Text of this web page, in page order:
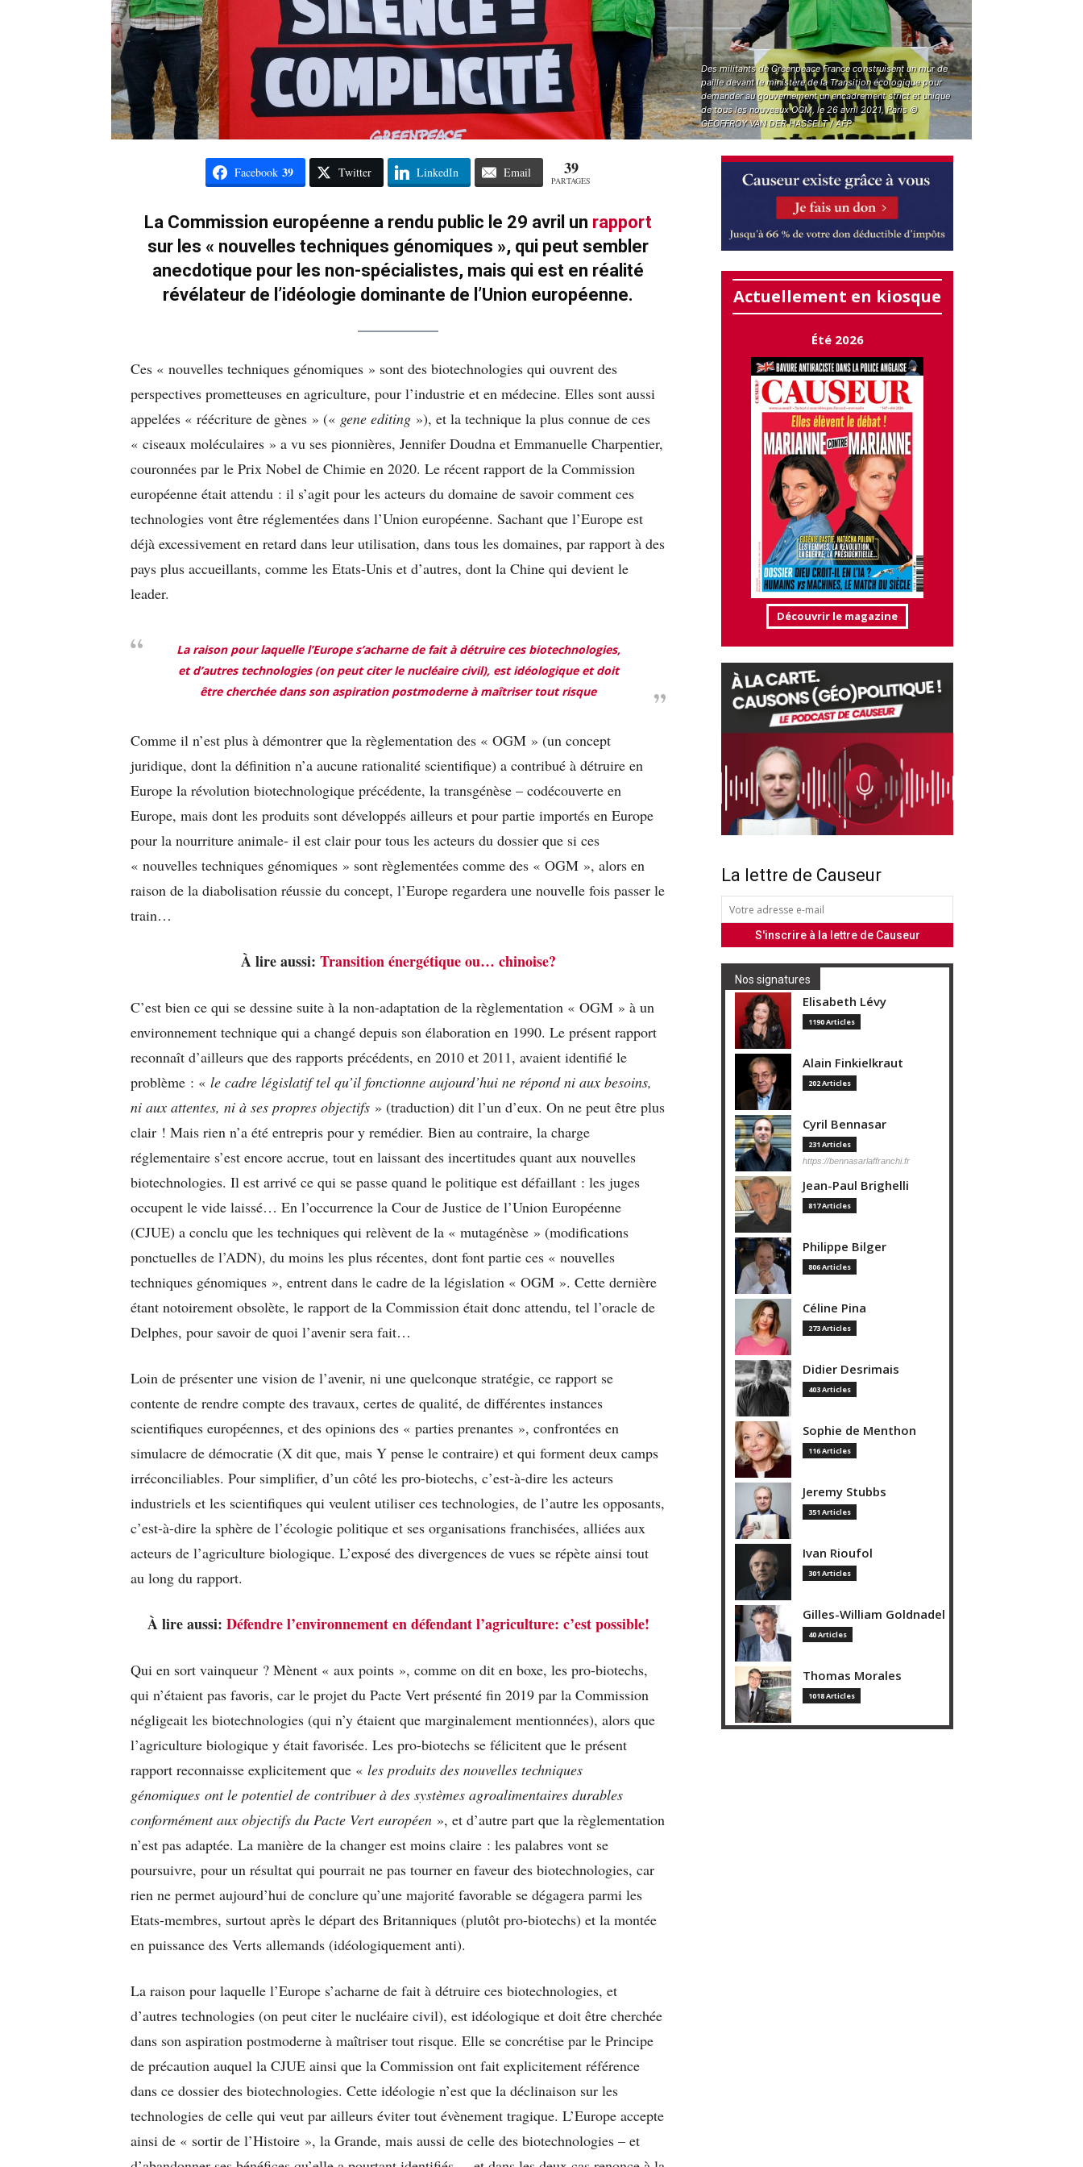
Des militants de Greenpeace France construisent un mur de
paille devant le ministère de la Transition écologique pour
demander au gouvernement un encadrement strict et unique
de tous les nouveaux OGM, le 26 avril 2021, Paris ©
GEOFFROY VAN DER HASSELT / AFP
Facebook 39 Twitter LinkedIn Email 39
PARTAGES
La Commission européenne a rendu public le 29 avril un rapport
sur les « nouvelles techniques génomiques », qui peut sembler
anecdotique pour les non-spécialistes, mais qui est en réalité
révélateur de l’idéologie dominante de l’Union européenne.
Ces « nouvelles techniques génomiques » sont des biotechnologies qui ouvrent des
perspectives prometteuses en agriculture, pour l’industrie et en médecine. Elles sont aussi
appelées « réécriture de gènes » (« gene editing »), et la technique la plus connue de ces
« ciseaux moléculaires » a vu ses pionnières, Jennifer Doudna et Emmanuelle Charpentier,
couronnées par le Prix Nobel de Chimie en 2020. Le récent rapport de la Commission
européenne était attendu : il s’agit pour les acteurs du domaine de savoir comment ces
technologies vont être réglementées dans l’Union européenne. Sachant que l’Europe est
déjà excessivement en retard dans leur utilisation, dans tous les domaines, par rapport à des
pays plus accueillants, comme les Etats-Unis et d’autres, dont la Chine qui devient le
leader.
La raison pour laquelle l’Europe s’acharne de fait à détruire ces biotechnologies,
et d’autres technologies (on peut citer le nucléaire civil), est idéologique et doit
être cherchée dans son aspiration postmoderne à maîtriser tout risque
Comme il n’est plus à démontrer que la règlementation des « OGM » (un concept
juridique, dont la définition n’a aucune rationalité scientifique) a contribué à détruire en
Europe la révolution biotechnologique précédente, la transgénèse – codécouverte en
Europe, mais dont les produits sont développés ailleurs et pour partie importés en Europe
pour la nourriture animale- il est clair pour tous les acteurs du dossier que si ces
« nouvelles techniques génomiques » sont règlementées comme des « OGM », alors en
raison de la diabolisation réussie du concept, l’Europe regardera une nouvelle fois passer le
train…
À lire aussi: Transition énergétique ou… chinoise?
C’est bien ce qui se dessine suite à la non-adaptation de la règlementation « OGM » à un
environnement technique qui a changé depuis son élaboration en 1990. Le présent rapport
reconnaît d’ailleurs que des rapports précédents, en 2010 et 2011, avaient identifié le
problème : « le cadre législatif tel qu’il fonctionne aujourd’hui ne répond ni aux besoins,
ni aux attentes, ni à ses propres objectifs » (traduction) dit l’un d’eux. On ne peut être plus
clair ! Mais rien n’a été entrepris pour y remédier. Bien au contraire, la charge
réglementaire s’est encore accrue, tout en laissant des incertitudes quant aux nouvelles
biotechnologies. Il est arrivé ce qui se passe quand le politique est défaillant : les juges
occupent le vide laissé… En l’occurrence la Cour de Justice de l’Union Européenne
(CJUE) a conclu que les techniques qui relèvent de la « mutagénèse » (modifications
ponctuelles de l’ADN), du moins les plus récentes, dont font partie ces « nouvelles
techniques génomiques », entrent dans le cadre de la législation « OGM ». Cette dernière
étant notoirement obsolète, le rapport de la Commission était donc attendu, tel l’oracle de
Delphes, pour savoir de quoi l’avenir sera fait…
Loin de présenter une vision de l’avenir, ni une quelconque stratégie, ce rapport se
contente de rendre compte des travaux, certes de qualité, de différentes instances
scientifiques européennes, et des opinions des « parties prenantes », confrontées en
simulacre de démocratie (X dit que, mais Y pense le contraire) et qui forment deux camps
irréconciliables. Pour simplifier, d’un côté les pro-biotechs, c’est-à-dire les acteurs
industriels et les scientifiques qui veulent utiliser ces technologies, de l’autre les opposants,
c’est-à-dire la sphère de l’écologie politique et ses organisations franchisées, alliées aux
acteurs de l’agriculture biologique. L’exposé des divergences de vues se répète ainsi tout
au long du rapport.
À lire aussi: Défendre l’environnement en défendant l’agriculture: c’est possible!
Qui en sort vainqueur ? Mènent « aux points », comme on dit en boxe, les pro-biotechs,
qui n’étaient pas favoris, car le projet du Pacte Vert présenté fin 2019 par la Commission
négligeait les biotechnologies (qui n’y étaient que marginalement mentionnées), alors que
l’agriculture biologique y était favorisée. Les pro-biotechs se félicitent que le présent
rapport reconnaisse explicitement que « les produits des nouvelles techniques
génomiques ont le potentiel de contribuer à des systèmes agroalimentaires durables
conformément aux objectifs du Pacte Vert européen », et d’autre part que la règlementation
n’est pas adaptée. La manière de la changer est moins claire : les palabres vont se
poursuivre, pour un résultat qui pourrait ne pas tourner en faveur des biotechnologies, car
rien ne permet aujourd’hui de conclure qu’une majorité favorable se dégagera parmi les
Etats-membres, surtout après le départ des Britanniques (plutôt pro-biotechs) et la montée
en puissance des Verts allemands (idéologiquement anti).
La raison pour laquelle l’Europe s’acharne de fait à détruire ces biotechnologies, et
d’autres technologies (on peut citer le nucléaire civil), est idéologique et doit être cherchée
dans son aspiration postmoderne à maîtriser tout risque. Elle se concrétise par le Principe
de précaution auquel la CJUE ainsi que la Commission ont fait explicitement référence
dans ce dossier des biotechnologies. Cette idéologie n’est que la déclinaison sur les
technologies de celle qui veut par ailleurs éviter tout évènement tragique. L’Europe accepte
ainsi de « sortir de l’Histoire », la Grande, mais aussi de celle des biotechnologies – et
Actuellement en kiosque
Été 2026
Découvrir le magazine
La lettre de Causeur
Nos signatures
Elisabeth Lévy
1190 Articles
Alain Finkielkraut
202 Articles
Cyril Bennasar
231 Articles
https://bennasarlaffranchi.fr
Jean-Paul Brighelli
817 Articles
Philippe Bilger
806 Articles
Céline Pina
273 Articles
Didier Desrimais
403 Articles
Sophie de Menthon
116 Articles
Jeremy Stubbs
351 Articles
Ivan Rioufol
301 Articles
Gilles-William Goldnadel
40 Articles
Thomas Morales
1018 Articles